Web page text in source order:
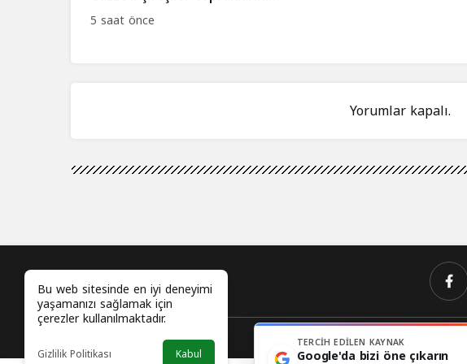
yeniden canlandırıyor
5 saat önce
Yorumlar kapalı.
Bu web sitesinde en iyi deneyimi
yaşamanızı sağlamak için
çerezler kullanılmaktadır.
Gizlilik Politikası Kabul Analiz Biyografi Dünya
TERCIH EDILEN KAYNAK
Google'da bizi öne çıkarın